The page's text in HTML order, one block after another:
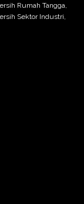
Rumah Tangga,
Sektor Industri,